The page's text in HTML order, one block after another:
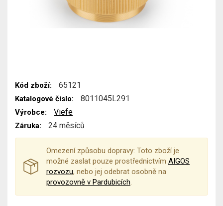
Kód zboží: 65121
Katalogové číslo: 8011045L291
Výrobce: Viefe
Záruka: 24 měsíců
Omezení způsobu dopravy: Toto zboží je
možné zaslat pouze prostřednictvím AIGOS
rozvozu, nebo jej odebrat osobně na
provozovně v Pardubicích.